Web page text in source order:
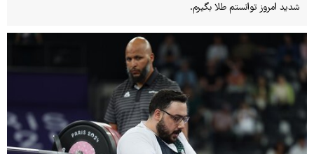
شدید امروز توانستم طلا بگیرم.